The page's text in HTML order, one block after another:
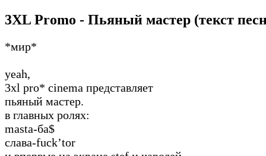
3XL Promo - Пьяный мастер (текст
*мир*
yeah,
3xl pro* cinema представляет
пьяный мастер.
в главных ролях:
masta-ба$
слава-fuck’tor